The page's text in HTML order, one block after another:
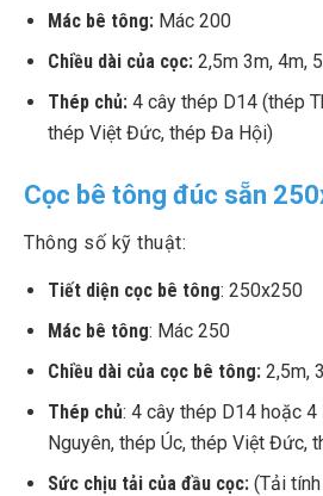
Mác bê tông: Mác 200
Chiều dài của cọc: 2,5m 3m, 4m,
Thép chủ: 4 cây thép D14 (thép
thép Việt Đức, thép Đa Hội)
Cọc bê tông đúc sẵn
Thông số kỹ thuật:
Tiết diện cọc bê tông: 250x250
Mác bê tông: Mác 250
Chiều dài của cọc bê tông: 2,5m,
Thép chủ: 4 cây thép D14 hoặc
Nguyên, thép Úc, thép Việt Đức,
Sức chịu tải của đầu cọc: (Tải